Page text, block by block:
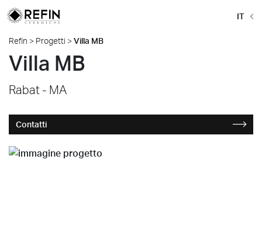
IT
Refin > Progetti >Villa MB
Villa MB
Rabat - MA
Contatti